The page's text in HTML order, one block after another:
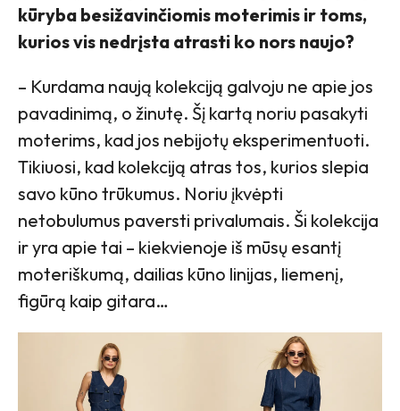
kūryba besižavinčiomis moterimis ir toms,
kurios vis nedrįsta atrasti ko nors naujo?
– Kurdama naują kolekciją galvoju ne apie jos
pavadinimą, o žinutę. Šį kartą noriu pasakyti
moterims, kad jos nebijotų eksperimentuoti.
Tikiuosi, kad kolekciją atras tos, kurios slepia
savo kūno trūkumus. Noriu įkvėpti
netobulumus paversti privalumais. Ši kolekcija
ir yra apie tai – kiekvienoje iš mūsų esantį
moteriškumą, dailias kūno linijas, liemenį,
figūrą kaip gitara…